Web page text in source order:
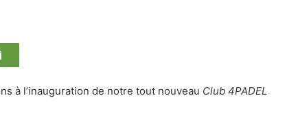
à l’inauguration de notre tout nouveau Club 4PADEL